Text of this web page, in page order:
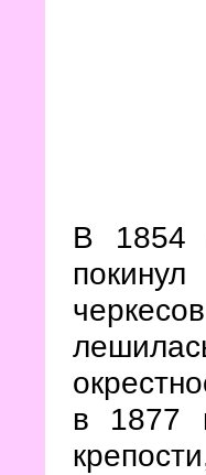
В 1854
в 1877